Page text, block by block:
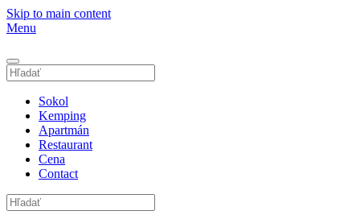
Skip to main content
Menu
Sokol
Kemping
Apartmán
Restaurant
Cena
Contact